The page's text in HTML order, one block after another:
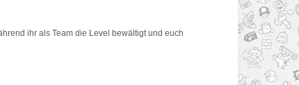
ihr als Team die Level bewältigt und euch